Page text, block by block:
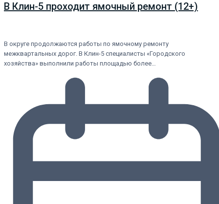
В Клин-5 проходит ямочный ремонт (12+)
В округе продолжаются работы по ямочному ремонту
межквартальных дорог. В Клин-5 специалисты «Городского
хозяйства» выполнили работы площадью более…